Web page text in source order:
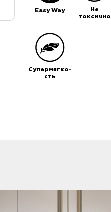
Easy Way
Не
токсично
Супермягко-
сть